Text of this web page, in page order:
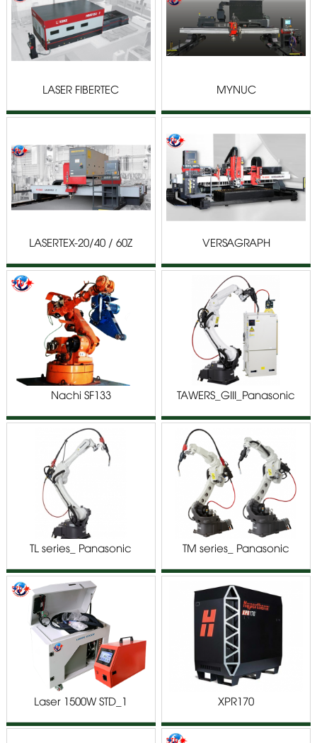
LASER FIBERTEC MYNUC
LASERTEX-20/40 / 60Z VERSAGRAPH
Nachi SF133
TAWERS_GIII_Panasonic
TL series_ Panasonic
TM series_ Panasonic
Laser 1500W STD_1 XPR170